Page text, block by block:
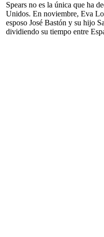
Spears no es la única que ha
Unidos. En noviembre, Eva
esposo José Bastón y su hijo
dividiendo su tiempo entre